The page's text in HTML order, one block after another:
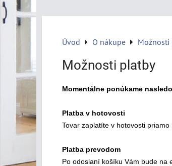
Úvod O nákupe Možnosti
Možnosti platby
Momentálne ponúkame
Platba v hotovosti
Tovar zaplatíte v hotovosti
Platba prevodom
Po odoslaní košíku Vám bude na